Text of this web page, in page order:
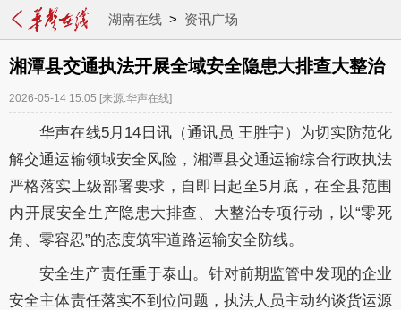
湖南在线> 资讯广场
湘潭县交通执法开展全域安全隐患大排查大整治
2026-05-14 15:05 [来源:华声在线]
华声在线5月14日讯（通讯员 王胜宇）为切实防范化
解交通运输领域安全风险，湘潭县交通运输综合行政执法
严格落实上级部署要求，自即日起至5月底，在全县范围
内开展安全生产隐患大排查、大整治专项行动，以“零死
角、零容忍”的态度筑牢道路运输安全防线。
安全生产责任重于泰山。针对前期监管中发现的企业
安全主体责任落实不到位问题，执法人员主动约谈货运源